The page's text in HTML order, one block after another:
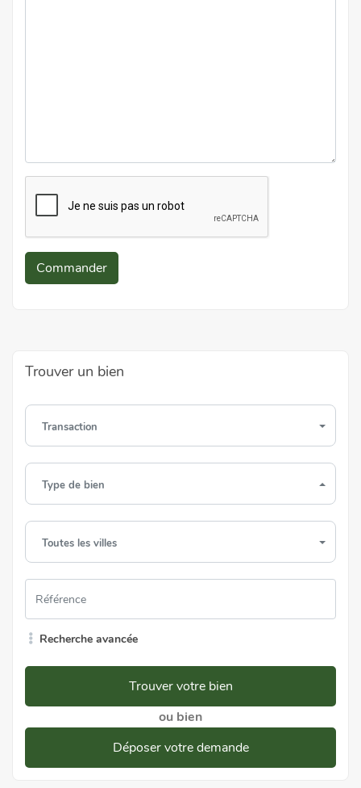
Commander
Trouver un bien
Transaction
Type de bien
Toutes les villes
Recherche avancée
Trouver votre bien
ou bien
Déposer votre demande